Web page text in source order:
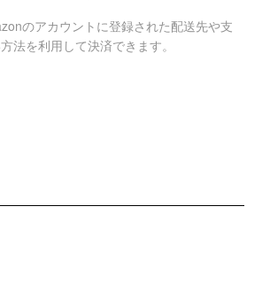
のアカウントに登録された配送先や支
法を利用して決済できます。